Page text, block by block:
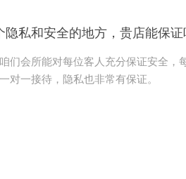
隐私和安全的地方，贵店能保证
们会所能对每位客人充分保证安全，
对一接待，隐私也非常有保证。